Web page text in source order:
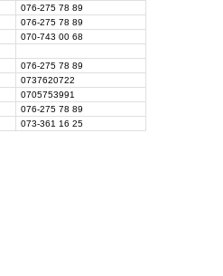
076-275 78 89
076-275 78 89
070-743 00 68
076-275 78 89
0737620722
0705753991
076-275 78 89
073-361 16 25